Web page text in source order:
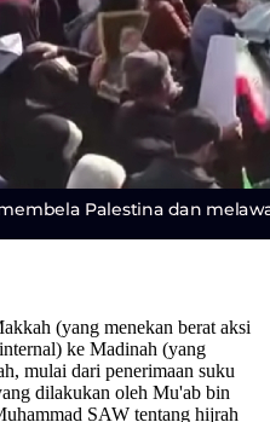
(yang menekan berat aksi
ke Madinah (yang
mulai dari penerimaan suku
dilakukan oleh Mu'ab bin
SAW tentang hijrah